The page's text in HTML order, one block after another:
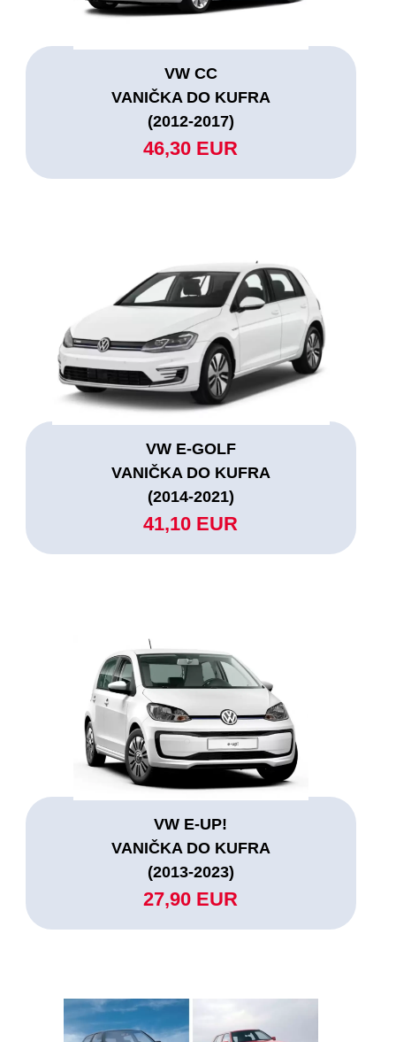
VW CC
VANIČKA DO KUFRA
(2012-2017)
46,30 EUR
VW E-GOLF
VANIČKA DO KUFRA
(2014-2021)
41,10 EUR
VW E-UP!
VANIČKA DO KUFRA
(2013-2023)
27,90 EUR